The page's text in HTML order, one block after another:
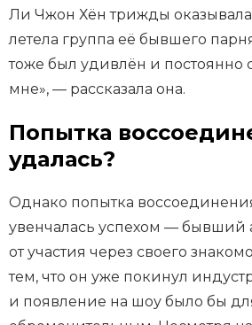
Ли Чжон Хён трижды
летела группа её бывшего
тоже был удивлён и постоянно
мне», — рассказала она.
Попытка
удалась?
Однако попытка
увенчалась успехом — бывший
от участия через своего
тем, что он уже покинул
и появление на шоу было бы